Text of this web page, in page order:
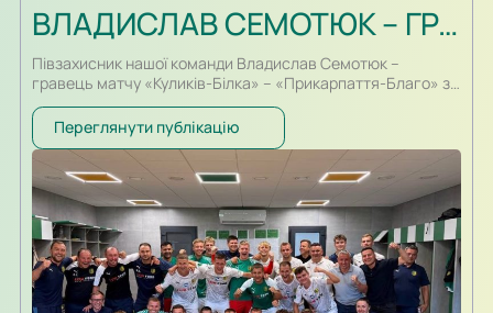
ВЛАДИСЛАВ СЕМОТЮК – ГРАВЕЦЬ МАТЧУ
Півзахисник нашої команди Владислав Семотюк –
гравець матчу «Куликів-Білка» – «Прикарпаття-Благо» за
версією інформаційного партнера ПФЛ, порталу
SportArena. У грі проти своєї колишньої команди
Владислав відзначився одразу двома результативними
ударами та допоміг ФК «Куликів-Білка» здобути перемогу!
Переглянути публікацію